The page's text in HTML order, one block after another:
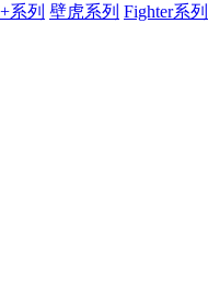
系列 壁虎系列 Fighter系列